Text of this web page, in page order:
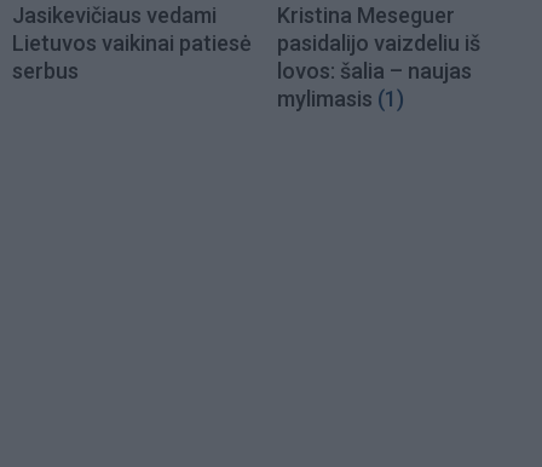
Jasikevičiaus vedami
Lietuvos vaikinai patiesė
serbus
Kristina Meseguer
pasidalijo vaizdeliu iš
lovos: šalia – naujas
mylimasis (1)